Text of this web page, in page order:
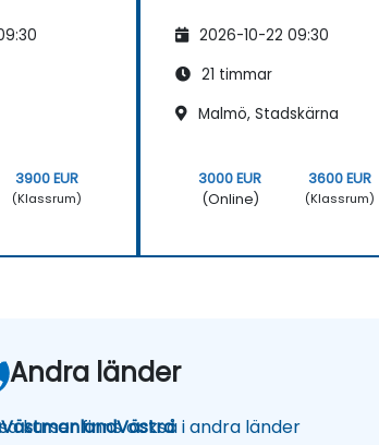
3900 EUR
(Klassrum)
2026-10-22 09:30
21 timmar
Malmö, Stadskärna
3000 EUR
(Online)
3600 EUR
(Klassrum)
VästmanlandVästra
Andra länder
kurser finns också i andra länder